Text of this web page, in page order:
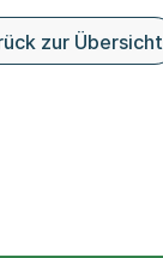
zur Übersicht